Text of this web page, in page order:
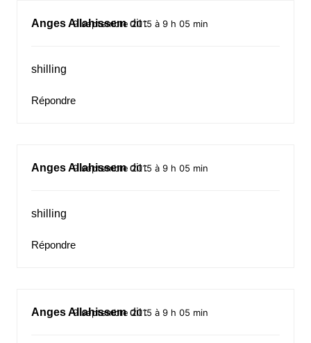
Anges Allahissem dit :
9 septembre 2015 à 9 h 05 min
shilling
Répondre
Anges Allahissem dit :
9 septembre 2015 à 9 h 05 min
shilling
Répondre
Anges Allahissem dit :
9 septembre 2015 à 9 h 05 min